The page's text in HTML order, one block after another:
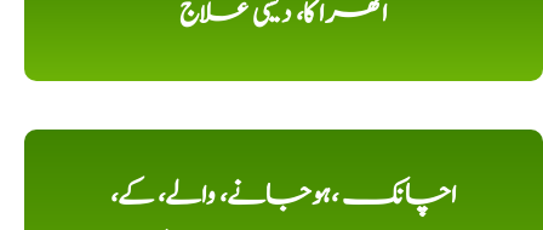
اٹھرا کا، دیسی علاج
اچانک ،ہوجانے، والے، کے،